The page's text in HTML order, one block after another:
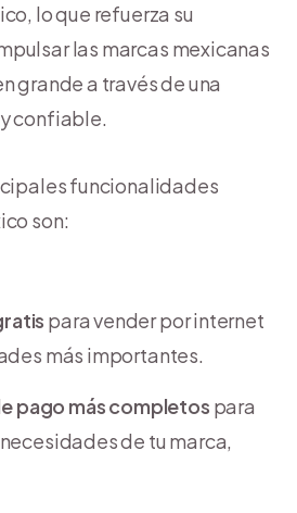
lo que refuerza su
las marcas mexicanas
grande a través de una
confiable.
funcionalidades
son:
para vender por internet
más importantes.
pago más completos para
de tu marca,